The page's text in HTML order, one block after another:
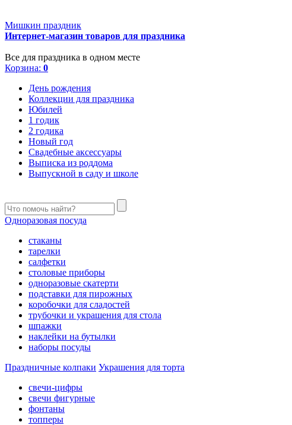
Мишкин праздник
Интернет-магазин товаров для праздника
Все для праздника в одном месте
Корзина: 0
День рождения
Коллекции для праздника
Юбилей
1 годик
2 годика
Новый год
Свадебные аксессуары
Выписка из роддома
Выпускной в саду и школе
Одноразовая посуда
стаканы
тарелки
салфетки
столовые приборы
одноразовые скатерти
подставки для пирожных
коробочки для сладостей
трубочки и украшения для стола
шпажки
наклейки на бутылки
наборы посуды
Праздничные колпаки Украшения для торта
свечи-цифры
свечи фигурные
фонтаны
топперы